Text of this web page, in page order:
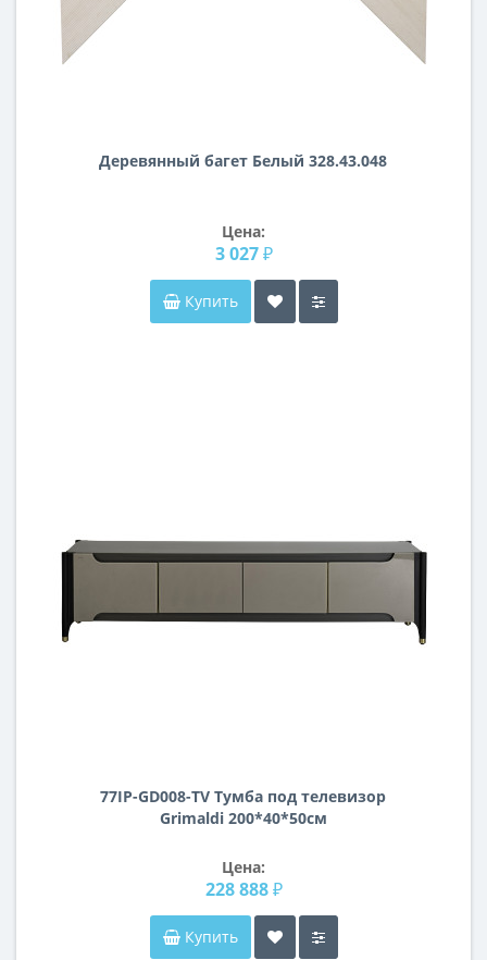
Деревянный багет Белый 328.43.048
Цена:
3 027 ₽
Купить
77IP-GD008-TV Тумба под телевизор
Grimaldi 200*40*50см
Цена:
228 888 ₽
Купить